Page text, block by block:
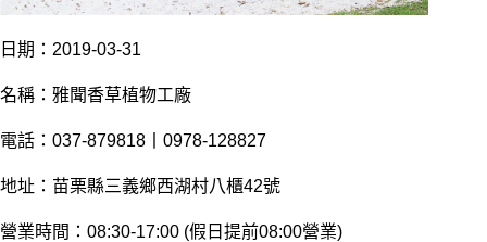
日期：2019-03-31
名稱：雅聞香草植物工廠
電話：037-879818丨0978-128827
地址：苗栗縣三義鄉西湖村八櫃42號
營業時間：08:30-17:00 (假日提前08:00營業)